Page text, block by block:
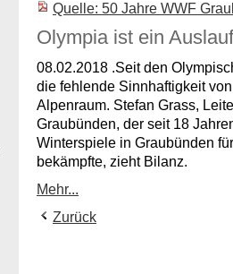
Quelle: 50 Jahre WWF
Olympia ist ein
08.02.2018 .Seit den
die fehlende Sinnhaftigkeit
Alpenraum. Stefan Grass,
Graubünden, der seit 18
Winterspiele in Graubünden
bekämpfte, zieht Bilanz.
Mehr...
Zurück